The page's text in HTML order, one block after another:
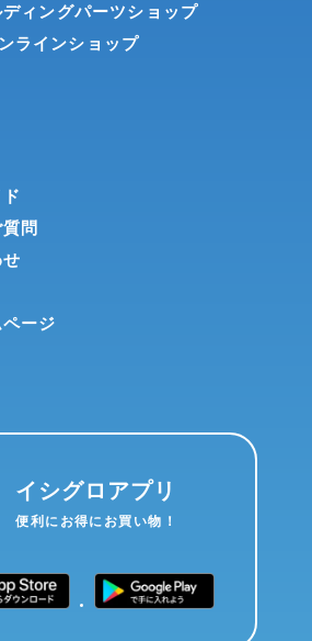
ィングパーツショップ
ラインショップ
問
ージ
イシグロアプリ
便利にお得にお買い物！